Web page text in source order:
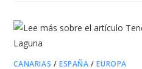
CANARIAS /ESPAÑA /EUROPA